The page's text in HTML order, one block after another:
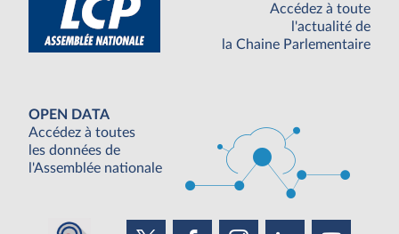
Accédez à toute
l'actualité de
la Chaine Parlementaire
OPEN DATA
Accédez à toutes
les données de
l'Assemblée nationale